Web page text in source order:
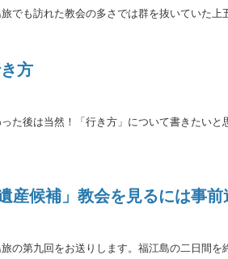
でも訪れた教会の多さでは群を抜いていた上
方
た後は当然！「行き方」について書きたい
産候補」教会を見るには事前
第九回をお送りします。福江島の二日間